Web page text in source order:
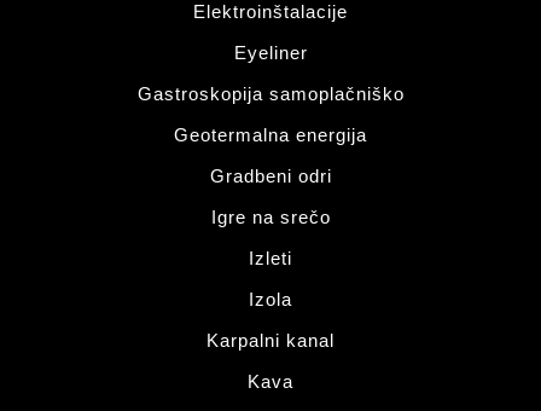
Elektroinštalacije
Eyeliner
Gastroskopija samoplačniško
Geotermalna energija
Gradbeni odri
Igre na srečo
Izleti
Izola
Karpalni kanal
Kava